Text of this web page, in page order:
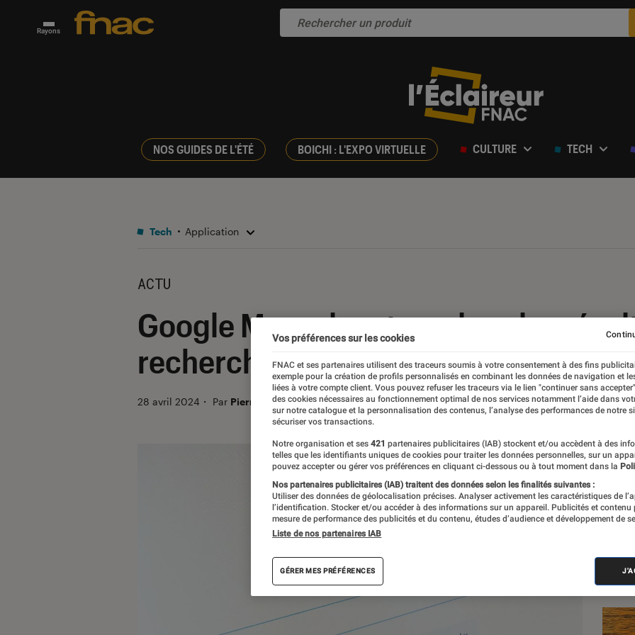
Rayons
NOS GUIDES DE L'ÉTÉ BOICHI : L'EXPO VIRTUELLE CULTURE TECH
Tech Application
ACTU
Google Maps de retour dans les
recherche ? Oui, mais non
28 avril 2024 ・ Par Pierre Crochart
Vos préférences sur les cookies
FNAC et ses partenaires utilisent des traceurs soumis à votre consentement à des fins
exemple pour la création de profils personnalisés en combinant les données de navigation et
liées à votre compte client. Vous pouvez refuser les traceurs via le lien "continuer sans
des cookies nécessaires au fonctionnement optimal de nos services notamment l’aide dans
sur notre catalogue et la personnalisation des contenus, l’analyse des performances de notre
sécuriser vos transactions.
Notre organisation et ses 421 partenaires publicitaires (IAB) stockent et/ou accèdent à des
telles que les identifiants uniques de cookies pour traiter les données personnelles, sur un
pouvez accepter ou gérer vos préférences en cliquant ci-dessous ou à tout moment dans la
Nos partenaires publicitaires (IAB) traitent des données selon les finalités suivantes :
Utiliser des données de géolocalisation précises. Analyser activement les caractéristiques de
l’identification. Stocker et/ou accéder à des informations sur un appareil. Publicités et contenu
mesure de performance des publicités et du contenu, études d’audience et développement de
Liste de nos partenaires IAB
GÉRER MES PRÉFÉRENCES